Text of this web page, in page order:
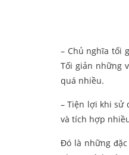
– Chủ nghĩa tối
Tối giản những
quá nhiều.
– Tiện lợi khi sử
và tích hợp
Đó là những